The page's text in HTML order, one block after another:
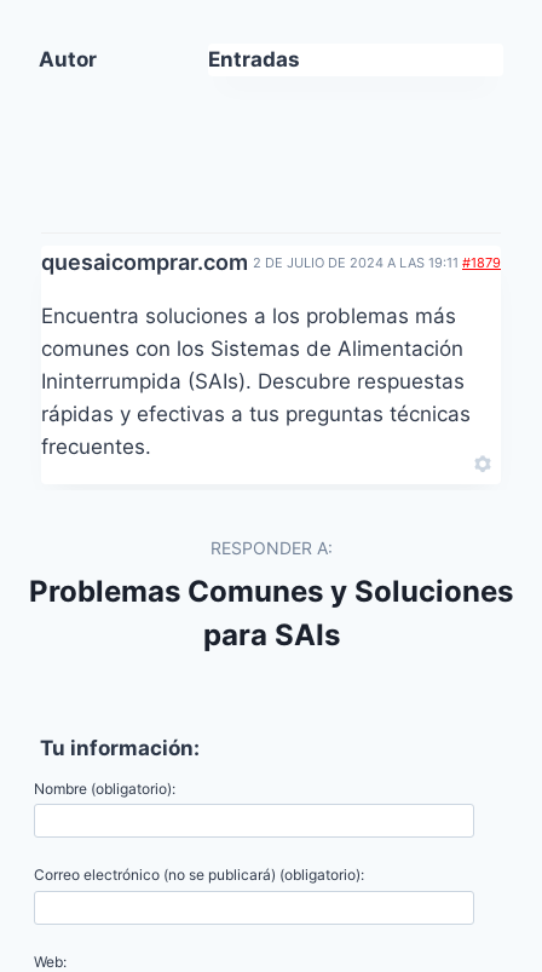
Autor Entradas
quesaicomprar.com 2 DE JULIO DE 2024 A LAS 19:11 #1879
Encuentra soluciones a los problemas más
comunes con los Sistemas de Alimentación
Ininterrumpida (SAIs). Descubre respuestas
rápidas y efectivas a tus preguntas técnicas
frecuentes.
RESPONDER A:
Problemas Comunes y Soluciones
para SAIs
Tu información:
Nombre (obligatorio):
Correo electrónico (no se publicará) (obligatorio):
Web: